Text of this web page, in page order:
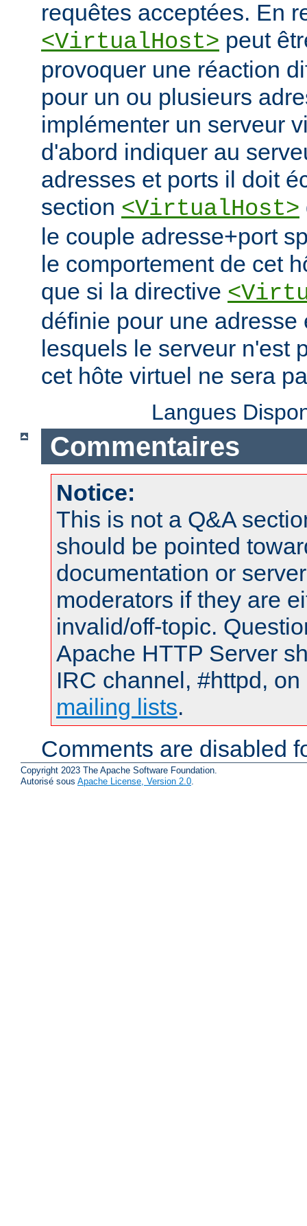
requêtes acceptées. En
<VirtualHost> peut
provoquer une réaction
pour un ou plusieurs
implémenter un serveur
d'abord indiquer au
adresses et ports il doit
section <VirtualHost>
le couple adresse+port
le comportement de cet
que si la directive
définie pour une adresse
lesquels le serveur n'est
cet hôte virtuel ne sera
Langues
Commentaires
Notice:
This is not a Q&A
should be pointed
documentation or
moderators if they are
invalid/off-topic.
Apache HTTP Server
IRC channel, #httpd,
mailing lists.
Comments are disabled
Copyright 2023 The Apache Software Foundation.
Autorisé sous Apache License, Version 2.0.